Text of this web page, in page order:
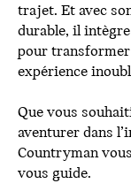
trajet. Et avec
durable, il
pour transformer
expérience
Que vous
aventurer dans
Countryman
vous guide.